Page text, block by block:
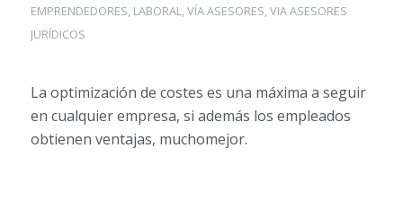
EMPRENDEDORES, LABORAL,VÍA ASESORES,VIA ASESORES
JURÍDICOS
La optimización de costes es una máxima a seguir
en cualquier empresa, si además los empleados
obtienen ventajas, muchomejor.